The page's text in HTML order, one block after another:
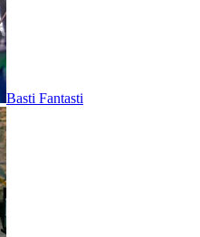
Basti Fantasti